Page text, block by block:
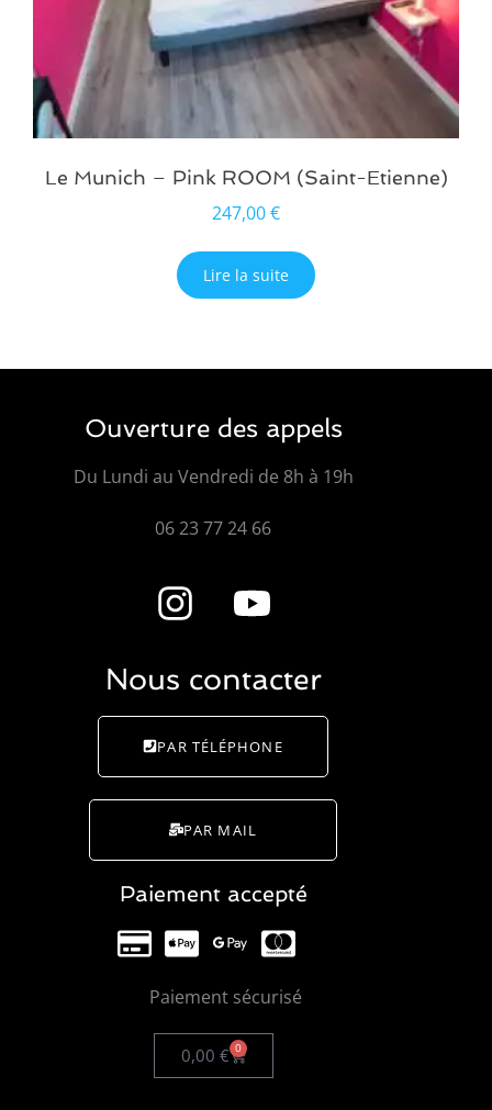
Le Munich – Pink ROOM (Saint-Etienne)
247,00€
Lire la suite
Ouverture des appels
Du Lundi au Vendredi de 8h à 19h
06 23 77 24 66
Nous contacter
PAR TÉLÉPHONE
PAR MAIL
Paiement accepté
Paiement sécurisé
0,00 € 0